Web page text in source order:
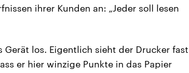
ihrer Kunden an: „Jeder soll lesen
los. Eigentlich sieht der Drucker fast
er hier winzige Punkte in das Papier